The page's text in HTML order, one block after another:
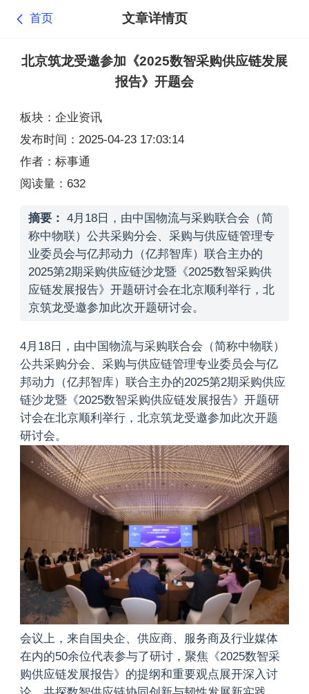
首页 文章详情页
北京筑龙受邀参加《2025数智采购供应链发展
报告》开题会
板块：企业资讯
发布时间：2025-04-23 17:03:14
作者：标事通
阅读量：632
摘要： 4月18日，由中国物流与采购联合会（简
称中物联）公共采购分会、采购与供应链管理专
业委员会与亿邦动力（亿邦智库）联合主办的
2025第2期采购供应链沙龙暨《2025数智采购供
应链发展报告》开题研讨会在北京顺利举行，北
京筑龙受邀参加此次开题研讨会。
4月18日，由中国物流与采购联合会（简称中物联）
公共采购分会、采购与供应链管理专业委员会与亿
邦动力（亿邦智库）联合主办的2025第2期采购供应
链沙龙暨《2025数智采购供应链发展报告》开题研
讨会在北京顺利举行，北京筑龙受邀参加此次开题
研讨会。
会议上，来自国央企、供应商、服务商及行业媒体
在内的50余位代表参与了研讨，聚焦《2025数智采
购供应链发展报告》的提纲和重要观点展开深入讨